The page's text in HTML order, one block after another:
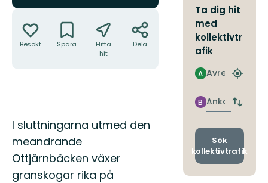
Besökt Spara
Hitta
hit
Dela
Beskrivning
I sluttningarna utmed den
meandrande
Ottjärnbäcken växer
granskogar rika på
Ta dig hit
med
kollektivtr
afik
Avresa
A
Hitta
Ankomst
B
Byt
och
Sök
kollektivtrafik